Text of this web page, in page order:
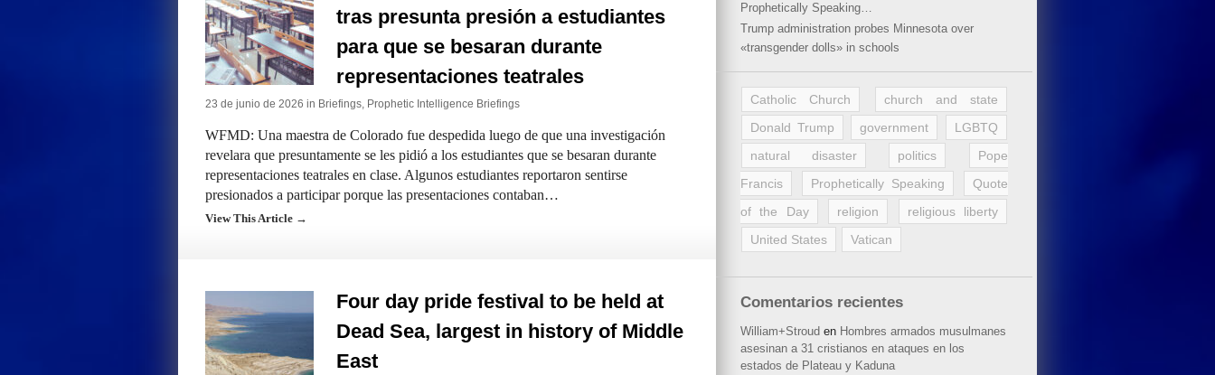
tras presunta presión a estudiantes
para que se besaran durante
representaciones teatrales
23 de junio de 2026 in Briefings, Prophetic Intelligence Briefings
WFMD: Una maestra de Colorado fue despedida luego de que una investigación
revelara que presuntamente se les pidió a los estudiantes que se besaran durante
representaciones teatrales en clase. Algunos estudiantes reportaron sentirse
presionados a participar porque las presentaciones contaban…
View This Article →
Four day pride festival to be held at
Dead Sea, largest in history of Middle
East
Prophetically Speaking…
Trump administration probes Minnesota over
«transgender dolls» in schools
Catholic Church
church and state
Donald Trump
government
LGBTQ
natural disaster
politics
Pope
Francis
Prophetically Speaking
Quote
of the Day
religion
religious liberty
United States
Vatican
Comentarios recientes
William+Stroud en Hombres armados musulmanes
asesinan a 31 cristianos en ataques en los
estados de Plateau y Kaduna